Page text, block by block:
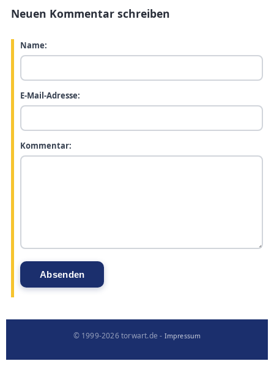
Neuen Kommentar schreiben
Name:
E-Mail-Adresse:
Kommentar:
© 1999-2026 torwart.de - Impressum